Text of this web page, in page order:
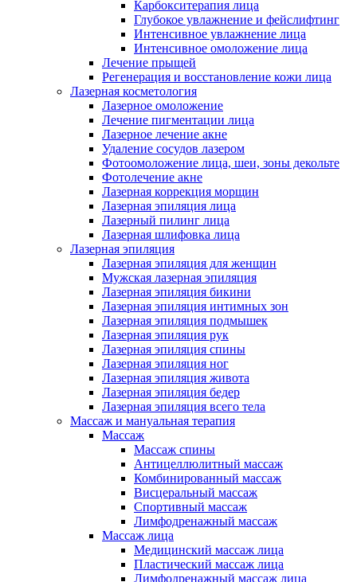
Карбокситерапия лица
Глубокое увлажнение и фейслифтинг
Интенсивное увлажнение лица
Интенсивное омоложение лица
Лечение прыщей
Регенерация и восстановление кожи лица
Лазерная косметология
Лазерное омоложение
Лечение пигментации лица
Лазерное лечение акне
Удаление сосудов лазером
Фотоомоложение лица, шеи, зоны декольте
Фотолечение акне
Лазерная коррекция морщин
Лазерная эпиляция лица
Лазерный пилинг лица
Лазерная шлифовка лица
Лазерная эпиляция
Лазерная эпиляция для женщин
Мужская лазерная эпиляция
Лазерная эпиляция бикини
Лазерная эпиляция интимных зон
Лазерная эпиляция подмышек
Лазерная эпиляция рук
Лазерная эпиляция спины
Лазерная эпиляция ног
Лазерная эпиляция живота
Лазерная эпиляция бедер
Лазерная эпиляция всего тела
Массаж и мануальная терапия
Массаж
Массаж спины
Антицеллюлитный массаж
Комбинированный массаж
Висцеральный массаж
Спортивный массаж
Лимфодренажный массаж
Массаж лица
Медицинский массаж лица
Пластический массаж лица
Лимфодренажный массаж лица